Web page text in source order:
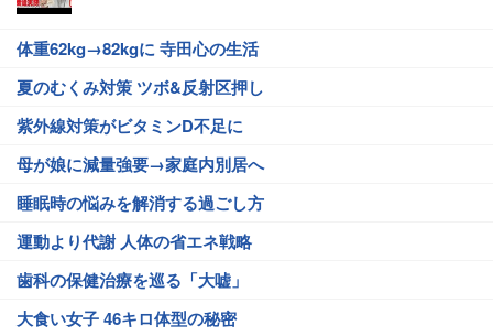
体重62kg→82kgに 寺田心の生活
夏のむくみ対策 ツボ&反射区押し
紫外線対策がビタミンD不足に
母が娘に減量強要→家庭内別居へ
睡眠時の悩みを解消する過ごし方
運動より代謝 人体の省エネ戦略
歯科の保健治療を巡る「大嘘」
大食い女子 46キロ体型の秘密